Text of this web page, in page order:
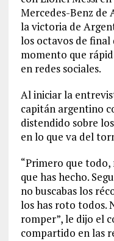
Mercedes-Benz de
la victoria de
los octavos de final
momento que
en redes sociales.
Al iniciar la
capitán argentino
distendido sobre
en lo que va del
“Primero que
que has hecho.
no buscabas los
los has roto todos.
romper”, le dijo el
compartido en las